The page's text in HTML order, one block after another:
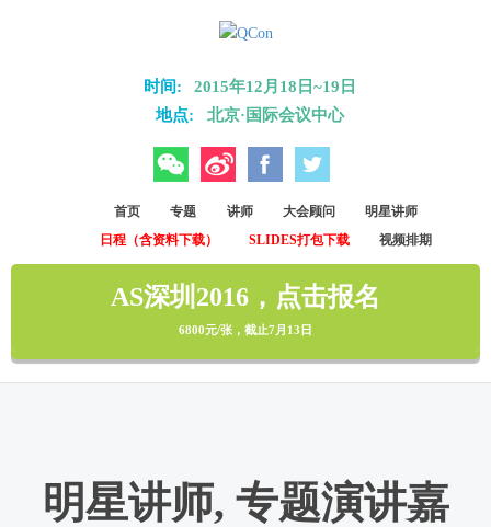
时间:
2015年12月18日~19日
地点:
北京·国际会议中心
微信 微博 Facebook
首页 专题 讲师 大会顾问
明星讲师
日程（含资料下载）
SLIDES打包下载 视频排期
AS深圳2016，点击报名
6800元/张，截止7月13日
明星讲师, 专题演讲嘉